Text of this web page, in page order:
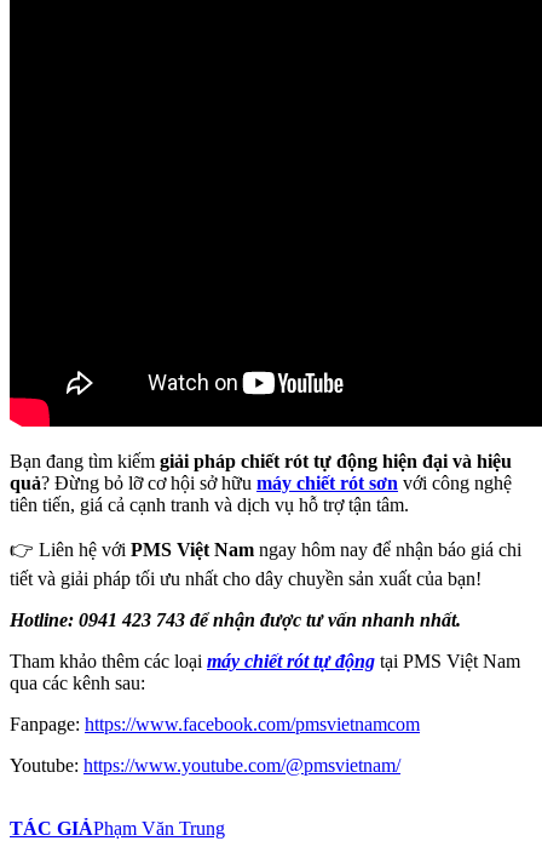
Bạn đang tìm kiếm giải pháp chiết rót tự động hiện đại và hiệu
quả? Đừng bỏ lỡ cơ hội sở hữu máy chiết rót sơn với công nghệ
tiên tiến, giá cả cạnh tranh và dịch vụ hỗ trợ tận tâm.
👉 Liên hệ với PMS Việt Nam ngay hôm nay để nhận báo giá chi
tiết và giải pháp tối ưu nhất cho dây chuyền sản xuất của bạn!
Hotline: 0941 423 743 để nhận được tư vấn nhanh nhất.
Tham khảo thêm các loại máy chiết rót tự động tại PMS Việt Nam
qua các kênh sau:
Fanpage: https://www.facebook.com/pmsvietnamcom
Youtube: https://www.youtube.com/@pmsvietnam/
TÁC GIẢPhạm Văn Trung